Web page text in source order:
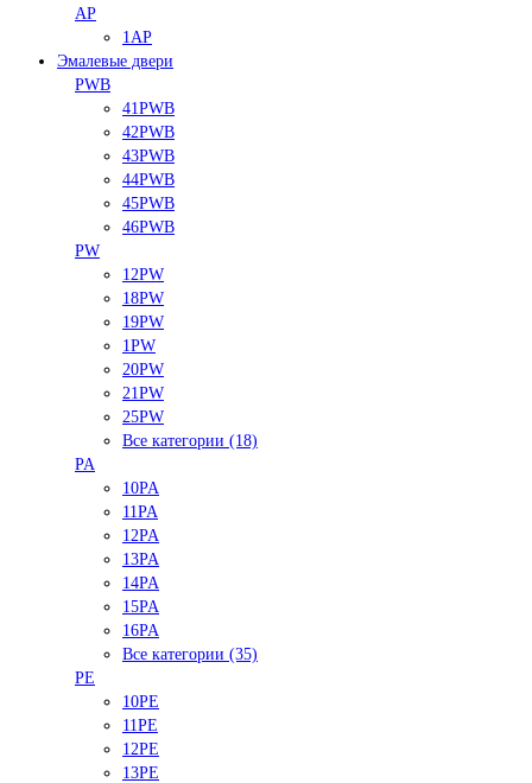
AP
1AP
Эмалевые двери
PWB
41PWB
42PWB
43PWB
44PWB
45PWB
46PWB
PW
12PW
18PW
19PW
1PW
20PW
21PW
25PW
Все категории (18)
PA
10PA
11PA
12PA
13PA
14PA
15PA
16PA
Все категории (35)
PE
10PE
11PE
12PE
13PE